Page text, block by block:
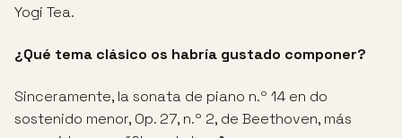
Yogi Tea.
¿Qué tema clásico os habría gustado componer?
Sinceramente, la sonata de piano n.º 14 en do
sostenido menor, Op. 27, n.º 2, de Beethoven, más